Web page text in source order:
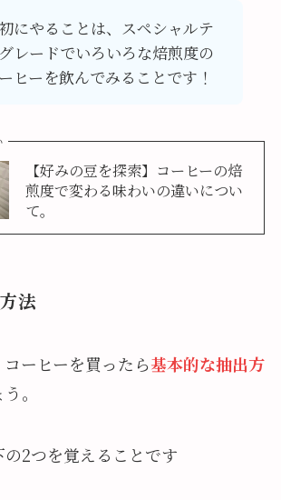
にやることは、スペシャルテ
レードでいろいろな焙煎度の
ヒーを飲んでみることです！
【好みの豆を探索】コーヒーの焙
煎度で変わる味わいの違いについ
て。
法
ーヒーを買ったら基本的な抽出方
。
2つを覚えることです